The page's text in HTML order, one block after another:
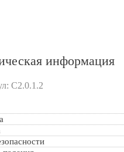
информация
С2.0.1.2
данных